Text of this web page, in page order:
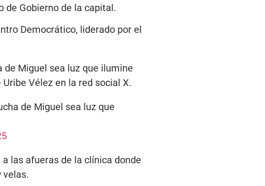
de Gobierno de la capital.
Democrático, liderado por el
de Miguel sea luz que ilumine
Vélez en la red social X.
de Miguel sea luz que
las afueras de la clínica donde
velas.